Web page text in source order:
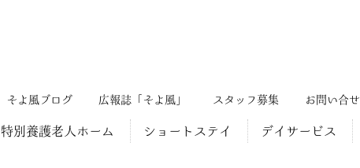
特別養護老人ホーム ショートステイ デイサービス
そよ風ブログ 広報誌「そよ風」 スタッフ募集 お問い合せ